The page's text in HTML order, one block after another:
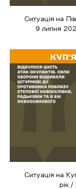
Ситуація на
9 липня
Ситуація на
рік